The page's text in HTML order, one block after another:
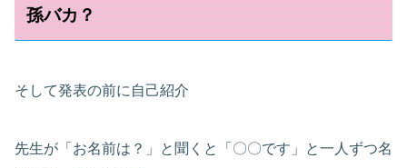
孫バカ？
そして発表の前に自己紹介
先生が「お名前は？」と聞くと「〇〇です」と一人ずつ名